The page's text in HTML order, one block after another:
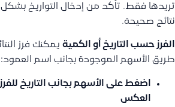
تريدها فقط. تأكد من إدخال التواريخ
نتائج صحيحة.
الفرز حسب التاريخ أو الكمية يمكنك فرز
طريق الأسهم الموجودة بجانب اسم العمود:
اضغط على الأسهم بجانب التاريخ
العكس